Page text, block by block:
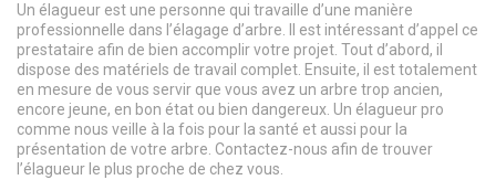
Un élagueur est une personne qui travaille d’une manière
professionnelle dans l’élagage d’arbre. Il est intéressant d’appel ce
prestataire afin de bien accomplir votre projet. Tout d’abord, il
dispose des matériels de travail complet. Ensuite, il est totalement
en mesure de vous servir que vous avez un arbre trop ancien,
encore jeune, en bon état ou bien dangereux. Un élagueur pro
comme nous veille à la fois pour la santé et aussi pour la
présentation de votre arbre. Contactez-nous afin de trouver
l’élagueur le plus proche de chez vous.